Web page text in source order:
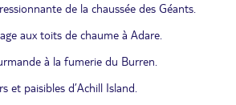
de la chaussée des Géants.
aux toits de chaume à Adare.
à la fumerie du Burren.
et paisibles d’Achill Island.